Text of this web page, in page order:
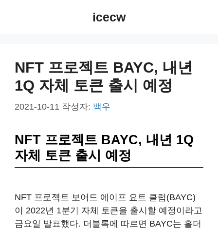
icecw
NFT 프로젝트 BAYC, 내년
1Q 자체 토큰 출시 예정
2021-10-11 작성자: 백우
NFT 프로젝트 BAYC, 내년 1Q
자체 토큰 출시 예정
NFT 프로젝트 보어드 에이프 요트 클럽(BAYC)
이 2022년 1분기 자체 토큰을 출시할 예정이라고
금요일 발표했다. 더블록에 따르면 BAYC는 홀더